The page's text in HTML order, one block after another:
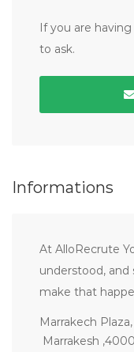
If you are
to ask.
Informations
At AlloRecrute
understood, and
make that
Marrakech
Marrakesh